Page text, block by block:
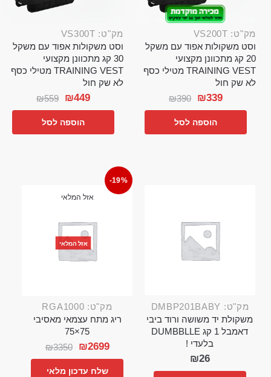
מק"ט: VS200T
וסט משקולות אפוד עם משקל
20 קג מתכוונן מקצועי
TRAINING VEST מטילי כסף
לא שק חול
₪390 ₪339
הוספה לסל
מק"ט: VS300T
וסט משקולות אפוד עם משקל
30 קג מתכוונן מקצועי
TRAINING VEST מטילי כסף
לא שק חול
₪559 ₪449
הוספה לסל
מק"ט: DMBP201BABY
משקולת יד משושה ורוד ביבי
דאמבל 1 קג DUMBBLLE
בלעדי !
₪26
-19%
אזל המלאי
אזל המלאי
מק"ט: RGA1000
ריג מתח עצמאי מאסיבי
75×75
₪3350 ₪2699
שלח עדכון מלאי